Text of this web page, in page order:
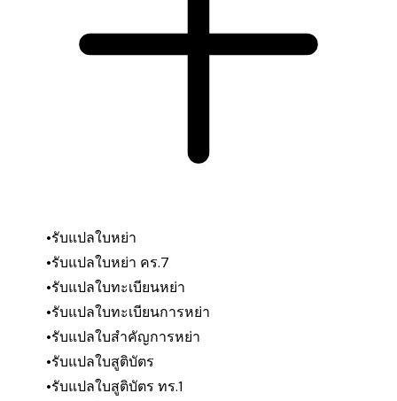
รับแปลใบหย่า
รับแปลใบหย่า คร.7
รับแปลใบทะเบียนหย่า
รับแปลใบทะเบียนการหย่า
รับแปลใบสำคัญการหย่า
รับแปลใบสูติบัตร
รับแปลใบสูติบัตร ทร.1